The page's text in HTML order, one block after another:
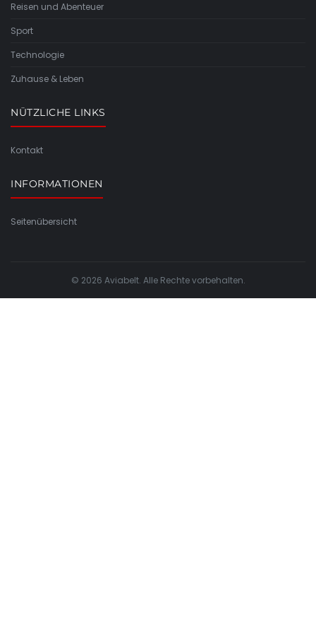
Reisen und Abenteuer
Sport
Technologie
Zuhause & Leben
NÜTZLICHE LINKS
Kontakt
INFORMATIONEN
Seitenübersicht
© 2026 Aviabelt. Alle Rechte vorbehalten.